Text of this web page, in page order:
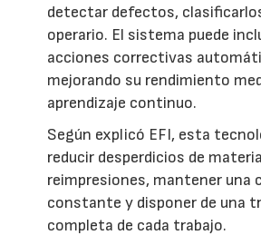
detectar defectos,
operario. El sistema puede
acciones correctivas
mejorando su rendimiento
aprendizaje continuo.
Según explicó EFI, esta
reducir desperdicios de
reimpresiones, mantener una
constante y disponer de una
completa de cada trabajo.